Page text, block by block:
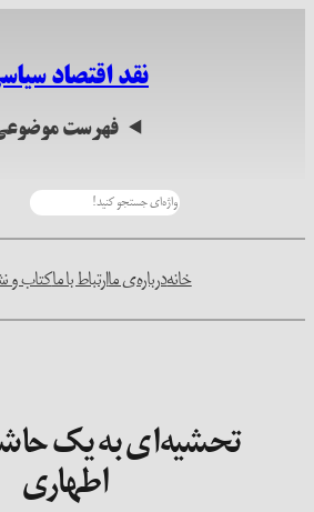
نقد اقتصاد
فهرست
خانهدرباره‌ی ماارتباط با ماکتاب و
تحشیه­‌ای به یک
اطهاری